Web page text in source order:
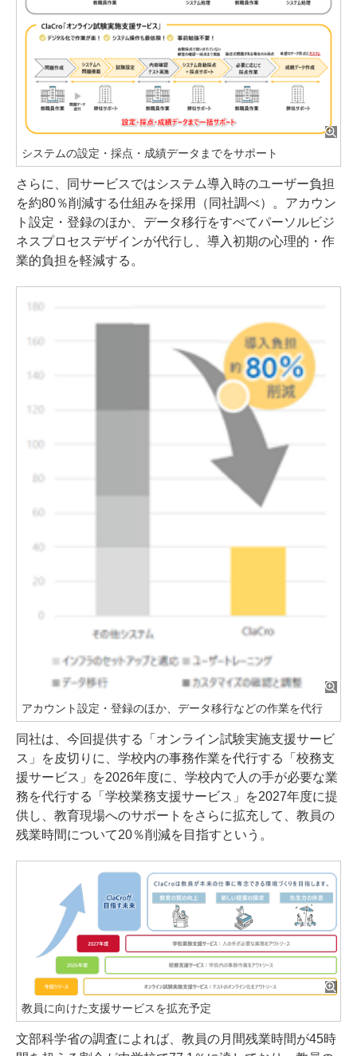
システムの設定・採点・成績データまでをサポート
さらに、同サービスではシステム導入時のユーザー負担
を約80％削減する仕組みを採用（同社調べ）。アカウン
ト設定・登録のほか、データ移行をすべてパーソルビジ
ネスプロセスデザインが代行し、導入初期の心理的・作
業的負担を軽減する。
アカウント設定・登録のほか、データ移行などの作業を代行
同社は、今回提供する「オンライン試験実施支援サービ
ス」を皮切りに、学校内の事務作業を代行する「校務支
援サービス」を2026年度に、学校内で人の手が必要な業
務を代行する「学校業務支援サービス」を2027年度に提
供し、教育現場へのサポートをさらに拡充して、教員の
残業時間について20％削減を目指すという。
教員に向けた支援サービスを拡充予定
文部科学省の調査によれば、教員の月間残業時間が45時